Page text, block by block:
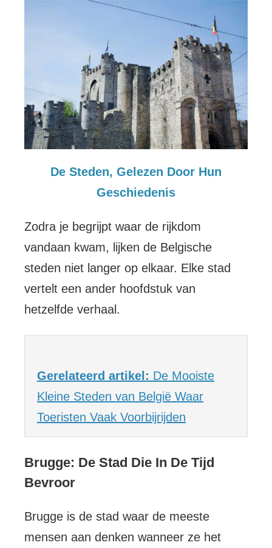
De Steden, Gelezen Door Hun
Geschiedenis
Zodra je begrijpt waar de rijkdom
vandaan kwam, lijken de Belgische
steden niet langer op elkaar. Elke stad
vertelt een ander hoofdstuk van
hetzelfde verhaal.
Gerelateerd artikel: De Mooiste
Kleine Steden van België Waar
Toeristen Vaak Voorbijrijden
Brugge: De Stad Die In De Tijd
Bevroor
Brugge is de stad waar de meeste
mensen aan denken wanneer ze het